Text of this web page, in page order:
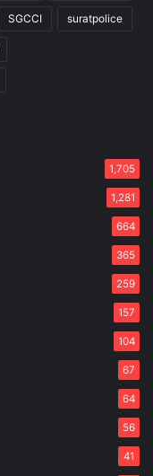
SGCCI suratpolice
1,705
1,281
664
365
259
157
104
67
64
56
41